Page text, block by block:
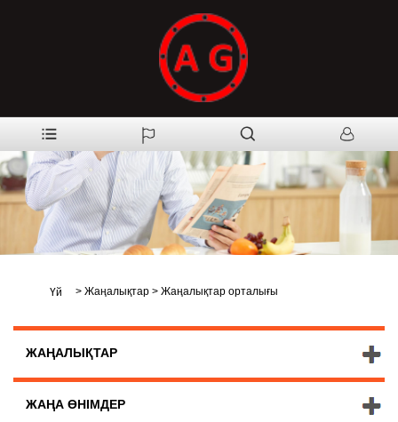
Үй > Жаңалықтар > Жаңалықтар орталығы
ЖАҢАЛЫҚТАР
ЖАҢА ӨНІМДЕР